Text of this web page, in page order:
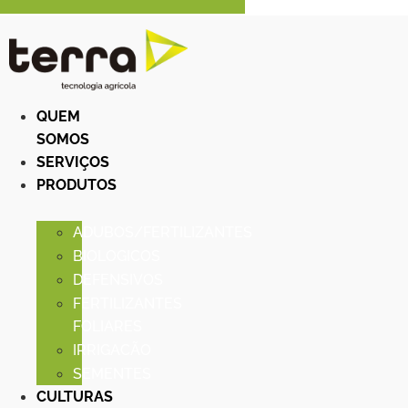
QUEM
SOMOS
SERVIÇOS
PRODUTOS
ADUBOS/FERTILIZANTES
BIOLOGICOS
DEFENSIVOS
FERTILIZANTES
FOLIARES
IRRIGACÃO
SEMENTES
CULTURAS